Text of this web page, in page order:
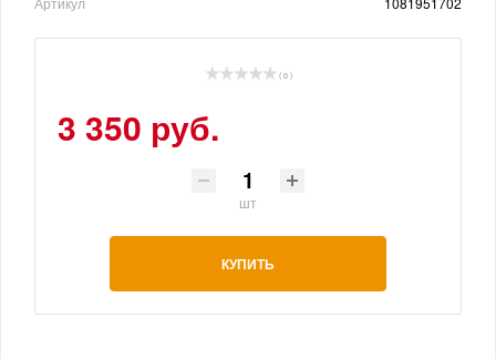
( 0 )
3 350 руб.
шт
КУПИТЬ